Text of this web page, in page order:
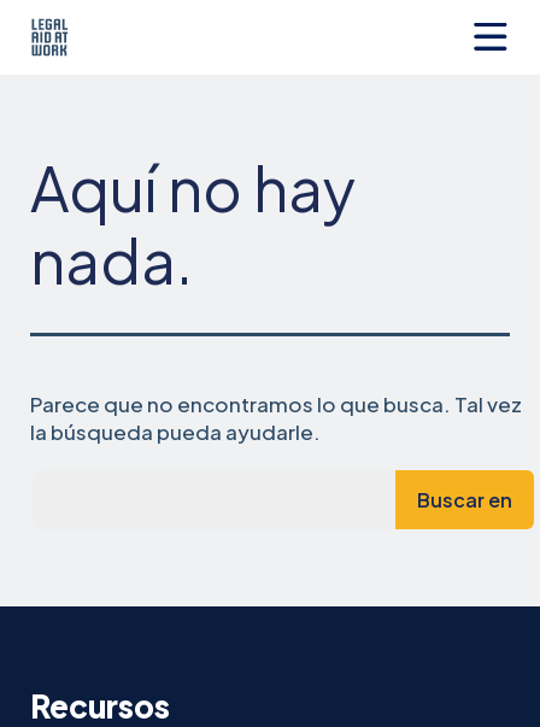
Aquí no hay
nada.
Parece que no encontramos lo que busca. Tal vez
la búsqueda pueda ayudarle.
Recursos